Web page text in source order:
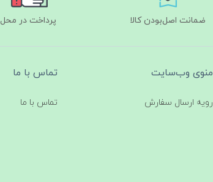
ضمانت اصل‌بودن کالا پرداخت در محل
منوی وب‌سایت
رویه ارسال سفارش
تماس با ما
تماس با ما